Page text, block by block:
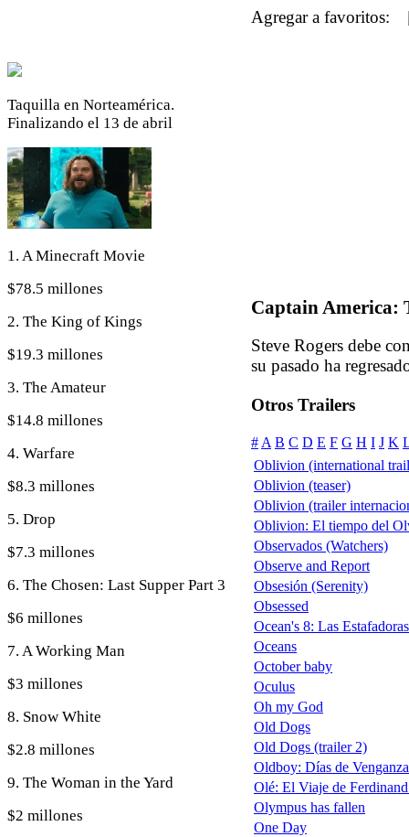
Taquilla en Norteamérica.
Finalizando el 13 de abril
1. A Minecraft Movie
$78.5 millones
2. The King of Kings
$19.3 millones
3. The Amateur
$14.8 millones
4. Warfare
$8.3 millones
5. Drop
$7.3 millones
6. The Chosen: Last Supper Part 3
$6 millones
7. A Working Man
$3 millones
8. Snow White
$2.8 millones
9. The Woman in the Yard
$2 millones
Agregar a favoritos:
Captain America:
Steve Rogers debe
su pasado ha
Otros Trailers
# A B C D E F G H I J K
Oblivion (international
Oblivion (teaser)
Oblivion (trailer
Oblivion: El tiempo del
Observados (Watchers)
Observe and Report
Obsesión (Serenity)
Obsessed
Ocean's 8: Las
Oceans
October baby
Oculus
Oh my God
Old Dogs
Old Dogs (trailer 2)
Oldboy: Días de Venganza
Olé: El Viaje de
Olympus has fallen
One Day